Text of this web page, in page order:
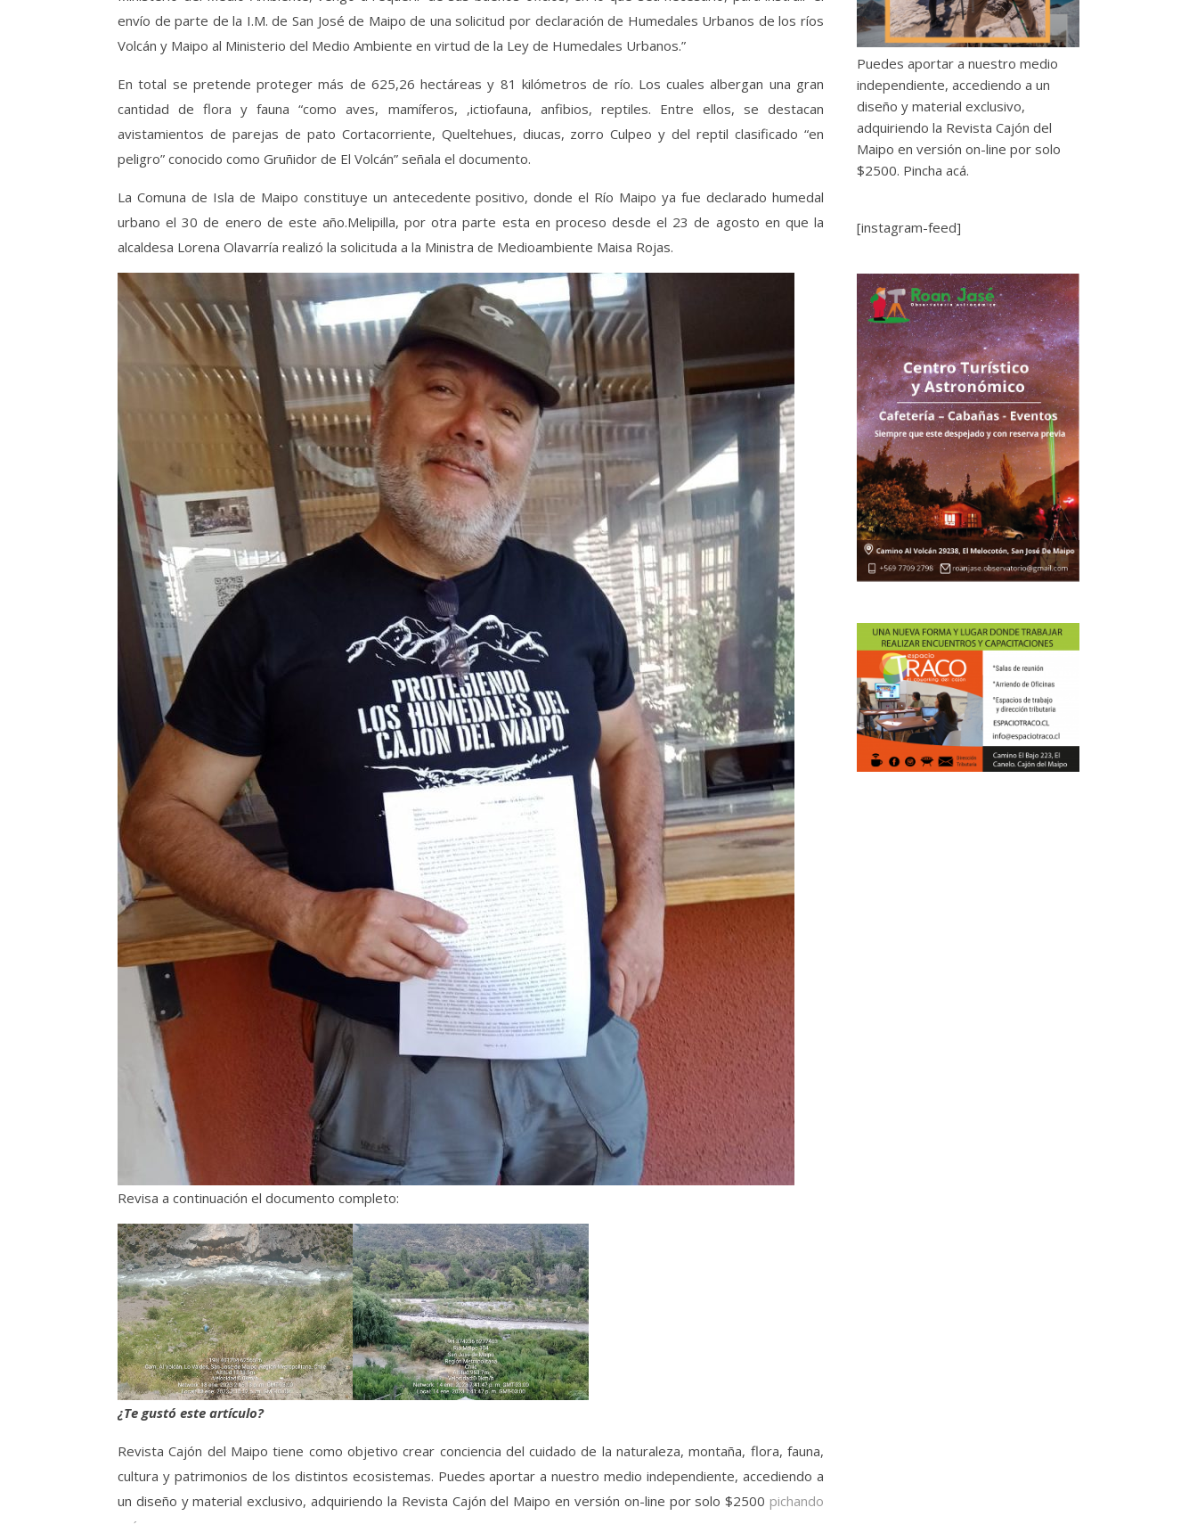
envío de parte de la I.M. de San José de Maipo de una solicitud por declaración de Humedales Urbanos de los ríos
Volcán y Maipo al Ministerio del Medio Ambiente en virtud de la Ley de Humedales Urbanos.”
En total se pretende proteger más de 625,26 hectáreas y 81 kilómetros de río. Los cuales albergan una gran
cantidad de flora y fauna “como aves, mamíferos, ,ictiofauna, anfibios, reptiles. Entre ellos, se destacan
avistamientos de parejas de pato Cortacorriente, Queltehues, diucas, zorro Culpeo y del reptil clasificado “en
peligro” conocido como Gruñidor de El Volcán” señala el documento.
La Comuna de Isla de Maipo constituye un antecedente positivo, donde el Río Maipo ya fue declarado humedal
urbano el 30 de enero de este año.Melipilla, por otra parte esta en proceso desde el 23 de agosto en que la
alcaldesa Lorena Olavarría realizó la solicituda a la Ministra de Medioambiente Maisa Rojas.
Revisa a continuación el documento completo:
¿Te gustó este artículo?
Revista Cajón del Maipo tiene como objetivo crear conciencia del cuidado de la naturaleza, montaña, flora, fauna,
cultura y patrimonios de los distintos ecosistemas. Puedes aportar a nuestro medio independiente, accediendo a
un diseño y material exclusivo, adquiriendo la Revista Cajón del Maipo en versión on-line por solo $2500 pichando
Puedes aportar a nuestro medio
independiente, accediendo a un
diseño y material exclusivo,
adquiriendo la Revista Cajón del
Maipo en versión on-line por solo
$2500. Pincha acá.
[instagram-feed]